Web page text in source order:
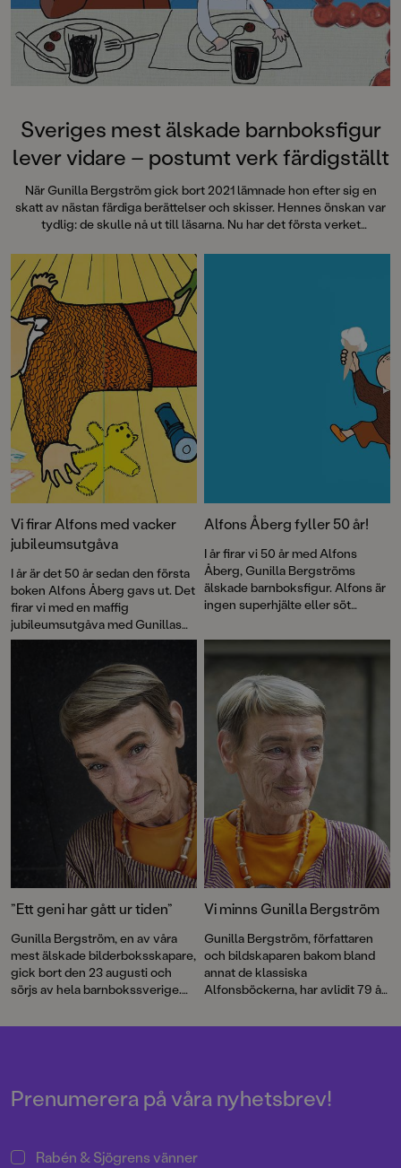
böcker för barn och unga i
SvD"Mycket underhållande,
särskilt att rutscha med i Jenny
Dahlbergs bilder som inte sitter still
en enda sekund. På vartenda
uppslag finns tusen detaljer att
följa familjens hund på dess
sniffande äventyr." - Pia Huss,
DN"En bok som kommer att locka
till skratt hos såväl små som stora." -
BTJ.
Sveriges mest älskade barnboksfigur
lever vidare – postumt verk färdigställt
När Gunilla Bergström gick bort 2021 lämnade hon efter sig en
skatt av nästan färdiga berättelser och skisser. Hennes önskan var
tydlig: de skulle nå ut till läsarna. Nu har det första verket
Vi firar Alfons med vacker
jubileumsutgåva
I år är det 50 år sedan den första
boken Alfons Åberg gavs ut. Det
firar vi med en maffig
jubileumsutgåva med Gunillas
Bergströms bästa
författaren själv.
Alfons Åberg fyller 50 år!
I år firar vi 50 år med Alfons
Åberg, Gunilla Bergströms
älskade barnboksfigur. Alfons är
ingen superhjälte eller söt
vi. Och kanske är det just därför
som han blivit vår kompis.
”Ett geni har gått ur tiden”
Gunilla Bergström, en av våra
mest älskade bilderboksskapare,
gick bort den 23 augusti och
sörjs av hela barnbokssverige.
och reaktioner på hennes
Vi minns Gunilla Bergström
Gunilla Bergström, författaren
och bildskaparen bakom bland
annat de klassiska
Alfonsböckerna, har avlidit 79 år
Prenumerera på våra nyhetsbrev!
Rabén & Sjögrens vänner